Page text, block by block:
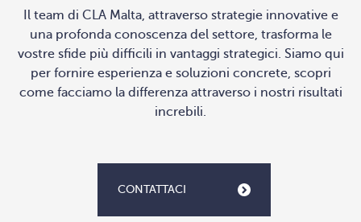
Il team di CLA Malta, attraverso strategie innovative e
una profonda conoscenza del settore, trasforma le
vostre sfide più difficili in vantaggi strategici. Siamo qui
per fornire esperienza e soluzioni concrete, scopri
come facciamo la differenza attraverso i nostri risultati
increbili.
CONTATTACI